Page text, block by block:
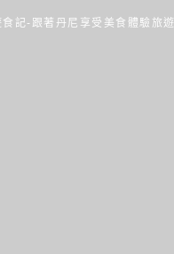
食記-跟著丹尼享受美食體驗旅遊